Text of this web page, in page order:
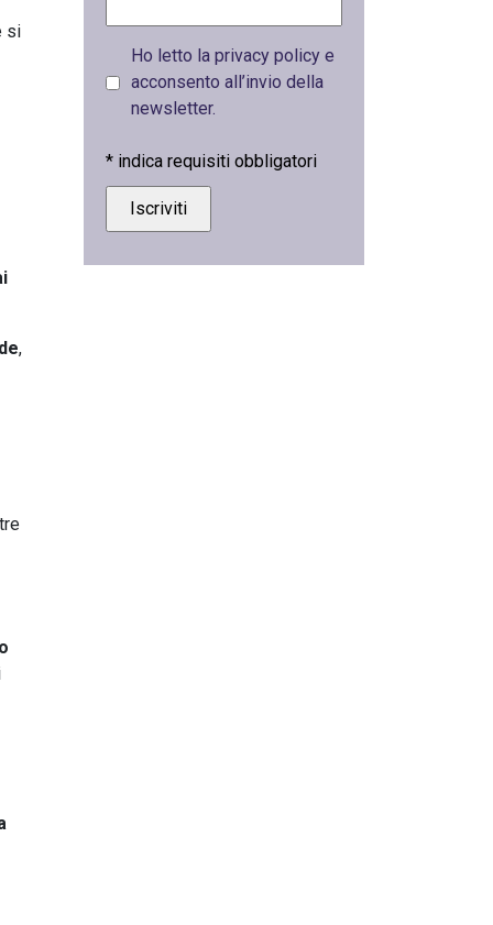
si
,
Ho letto la privacy policy e
acconsento all’invio della
newsletter.
* indica requisiti obbligatori